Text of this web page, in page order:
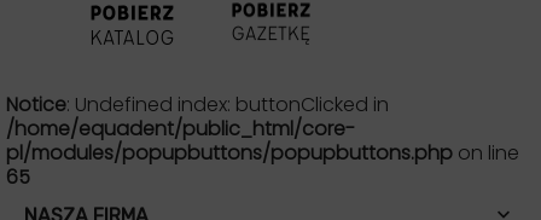
Notice: Undefined index: buttonClicked in
/home/equadent/public_html/core-
pl/modules/popupbuttons/popupbuttons.php on line
65
NASZA FIRMA 